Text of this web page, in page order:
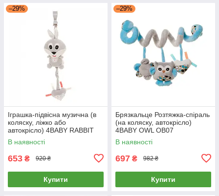
–29%
Іграшка-підвісна музична (в
коляску, ліжко або
автокрісло) 4BABY RABBIT
R01
В наявності
653 ₴ 920 ₴
Купити
–29%
Брязкальце Розтяжка-спіраль
(на коляску, автокрісло)
4BABY OWL OB07
В наявності
697 ₴ 982 ₴
Купити